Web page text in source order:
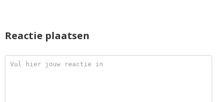
Reactie plaatsen